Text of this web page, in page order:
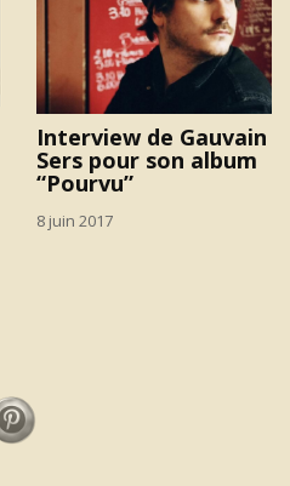
Interview de Gauvain
Sers pour son album
“Pourvu”
8 juin 2017